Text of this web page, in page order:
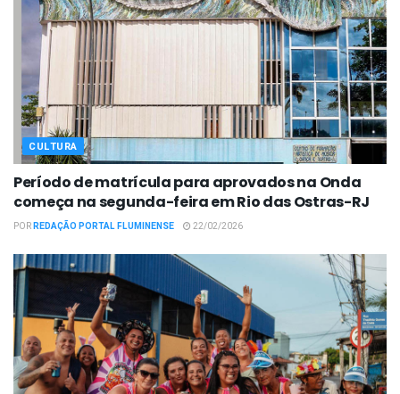
CULTURA
Período de matrícula para aprovados na Onda
começa na segunda-feira em Rio das Ostras-RJ
PORREDAÇÃO PORTAL FLUMINENSE 22/02/2026